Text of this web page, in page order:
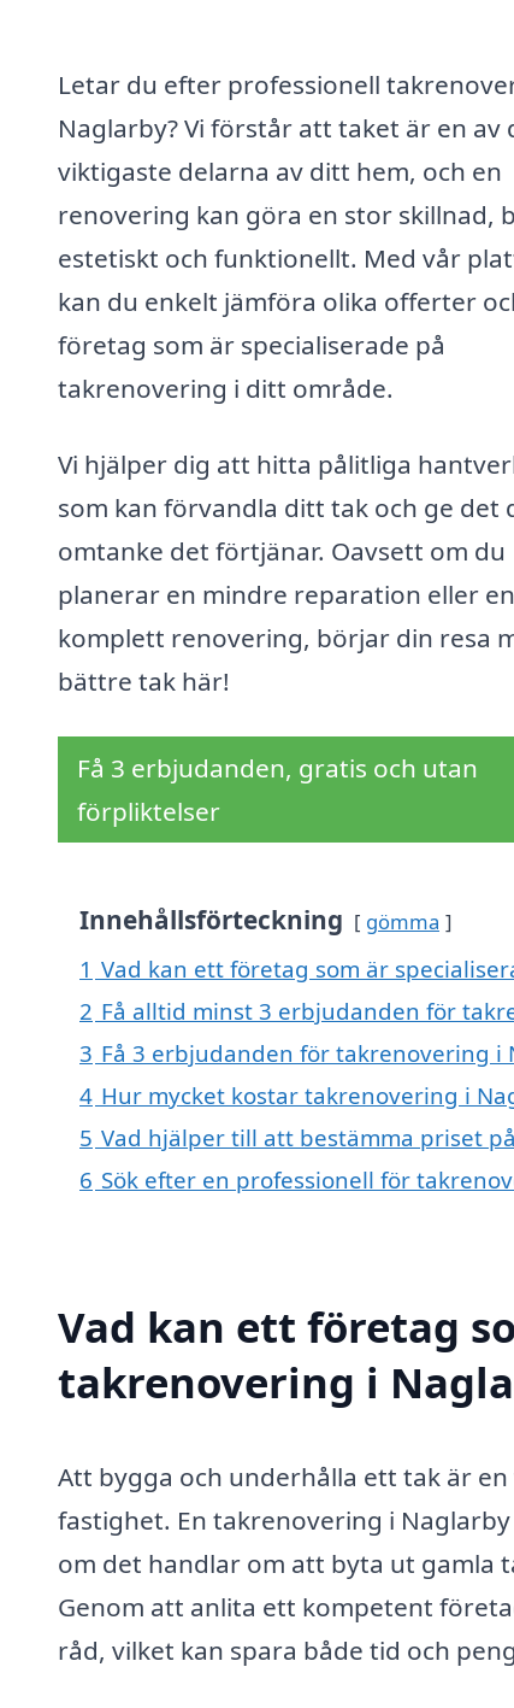
Letar du efter professionell
Naglarby? Vi förstår att taket är en av
viktigaste delarna av ditt hem, och en
renovering kan göra en stor skillnad,
estetiskt och funktionellt. Med vår
kan du enkelt jämföra olika offerter
företag som är specialiserade på
takrenovering i ditt område.
Vi hjälper dig att hitta pålitliga
som kan förvandla ditt tak och ge det
omtanke det förtjänar. Oavsett om du
planerar en mindre reparation eller en
komplett renovering, börjar din resa
bättre tak här!
Få 3 erbjudanden, gratis och utan
förpliktelser
Innehållsförteckning gömma
1 Vad kan ett företag som är
2 Få alltid minst 3 erbjudanden för
3 Få 3 erbjudanden för takrenovering
4 Hur mycket kostar takrenovering i
5 Vad hjälper till att bestämma priset
6 Sök efter en professionell för
Vad kan ett företag
takrenovering i
Att bygga och underhålla ett tak är
fastighet. En takrenovering i
om det handlar om att byta ut gamla
Genom att anlita ett kompetent
råd, vilket kan spara både tid och